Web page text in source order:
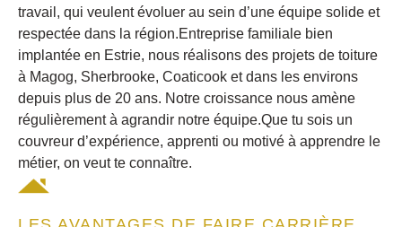
travail, qui veulent évoluer au sein d’une équipe solide et
respectée dans la région.Entreprise familiale bien
implantée en Estrie, nous réalisons des projets de toiture
à Magog, Sherbrooke, Coaticook et dans les environs
depuis plus de 20 ans. Notre croissance nous amène
régulièrement à agrandir notre équipe.Que tu sois un
couvreur d’expérience, apprenti ou motivé à apprendre le
métier, on veut te connaître.